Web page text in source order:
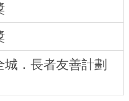
城．長者友善計劃